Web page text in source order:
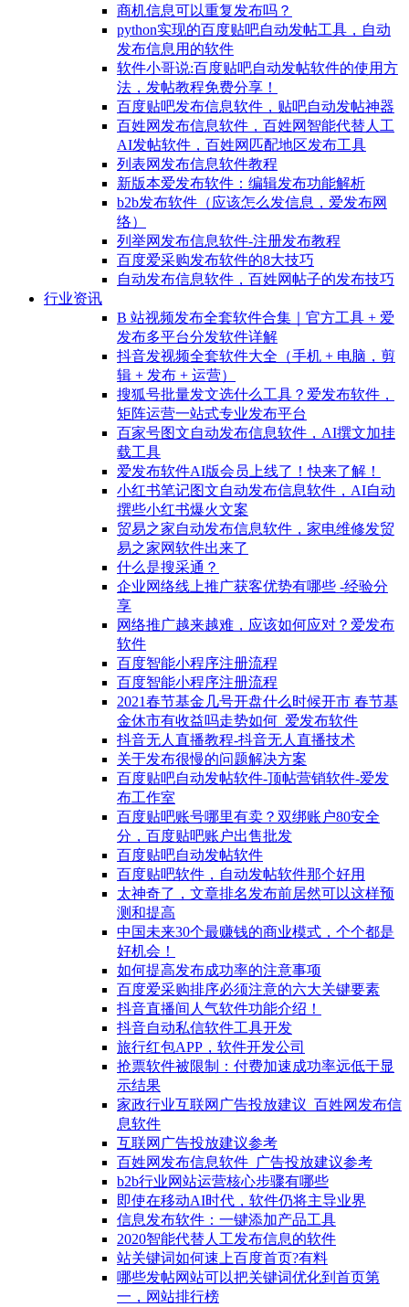
商机信息可以重复发布吗？
python实现的百度贴吧自动发帖工具，自动
发布信息用的软件
软件小哥说:百度贴吧自动发帖软件的使用方
法，发帖教程免费分享！
百度贴吧发布信息软件，贴吧自动发帖神器
百姓网发布信息软件，百姓网智能代替人工
AI发帖软件，百姓网匹配地区发布工具
列表网发布信息软件教程
新版本爱发布软件：编辑发布功能解析
b2b发布软件（应该怎么发信息，爱发布网
络）
列举网发布信息软件-注册发布教程
百度爱采购发布软件的8大技巧
自动发布信息软件，百姓网帖子的发布技巧
行业资讯
B 站视频发布全套软件合集｜官方工具 + 爱
发布多平台分发软件详解
抖音发视频全套软件大全（手机 + 电脑，剪
辑 + 发布 + 运营）
搜狐号批量发文选什么工具？爱发布软件，
矩阵运营一站式专业发布平台
百家号图文自动发布信息软件，AI撰文加挂
载工具
爱发布软件AI版会员上线了！快来了解！
小红书笔记图文自动发布信息软件，AI自动
撰些小红书爆火文案
贸易之家自动发布信息软件，家电维修发贸
易之家网软件出来了
什么是搜采通？
企业网络线上推广获客优势有哪些 -经验分
享
网络推广越来越难，应该如何应对？爱发布
软件
百度智能小程序注册流程
百度智能小程序注册流程
2021春节基金几号开盘什么时候开市 春节基
金休市有收益吗走势如何_爱发布软件
抖音无人直播教程-抖音无人直播技术
关于发布很慢的问题解决方案
百度贴吧自动发帖软件-顶帖营销软件-爱发
布工作室
百度贴吧账号哪里有卖？双绑账户80安全
分，百度贴吧账户出售批发
百度贴吧自动发帖软件
百度贴吧软件，自动发帖软件那个好用
太神奇了，文章排名发布前居然可以这样预
测和提高
中国未来30个最赚钱的商业模式，个个都是
好机会！
如何提高发布成功率的注意事项
百度爱采购排序必须注意的六大关键要素
抖音直播间人气软件功能介绍！
抖音自动私信软件工具开发
旅行红包APP，软件开发公司
抢票软件被限制：付费加速成功率远低于显
示结果
家政行业互联网广告投放建议_百姓网发布信
息软件
互联网广告投放建议参考
百姓网发布信息软件_广告投放建议参考
b2b行业网站运营核心步骤有哪些
即使在移动AI时代，软件仍将主导业界
信息发布软件：一键添加产品工具
2020智能代替人工发布信息的软件
站关键词如何速上百度首页?有料
哪些发帖网站可以把关键词优化到首页第
一，网站排行榜